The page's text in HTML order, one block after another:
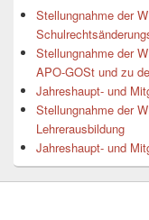
Stellungnahme der
Stellungnahme der
APO-GOSt und zu
Jahreshaupt- und
Stellungnahme der
Lehrerausbildung
Jahreshaupt- und